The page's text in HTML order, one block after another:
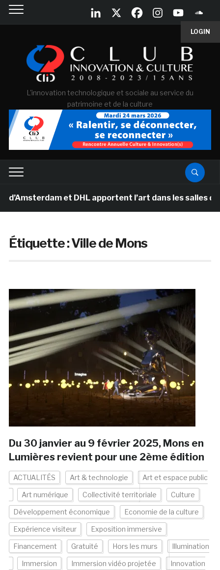
LOGIN
L'innovation technologique et sociale au service du
patrimoine et de la culture
et DHL apportent l’art dans les salles de
Étiquette :Ville de Mons
Du 30 janvier au 9 février 2025, Mons en
Lumières revient pour une 2ème édition
ACTUALITÉS Art & technologie Art et espace public
Art numérique Collectivité territoriale Culture
Développement économique Economie de la culture
Expérience visiteur Exposition immersive
Financement Gratuité Hors les murs Illumination
Immersion Immersion vidéo projetée Innovation